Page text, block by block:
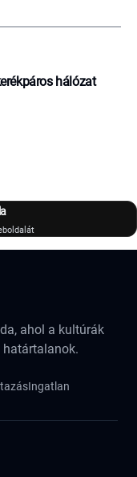
hálózat
ahol a kultúrák
határtalanok.
Ingatlan